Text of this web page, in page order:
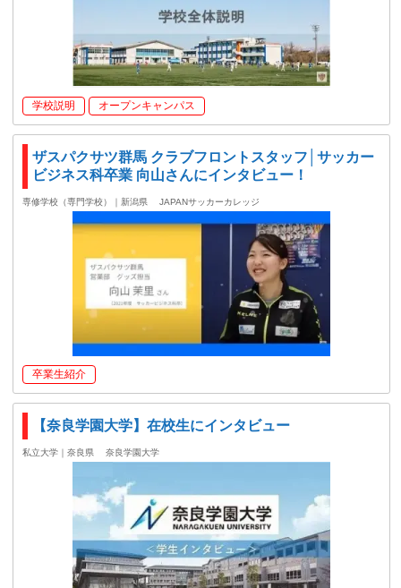
学校説明 オープンキャンパス
ザスパクサツ群馬 クラブフロントスタッフ│サッカー
ビジネス科卒業 向山さんにインタビュー！
専修学校（専門学校）｜新潟県 JAPANサッカーカレッジ
卒業生紹介
【奈良学園大学】在校生にインタビュー
私立大学｜奈良県 奈良学園大学